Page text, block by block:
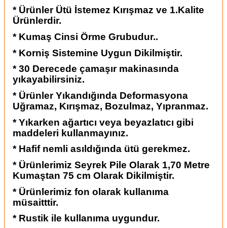
* Ürünler Ütü İstemez Kırışmaz ve 1.Kalite
Ürünlerdir.
* Kumaş Cinsi Örme Grubudur..
* Korniş Sistemine Uygun Dikilmiştir.
* 30 Derecede çamaşır makinasında
yıkayabilirsiniz.
* Ürünler Yıkandığında Deformasyona
Uğramaz, Kırışmaz, Bozulmaz, Yıpranmaz.
* Yıkarken ağartıcı veya beyazlatıcı gibi
maddeleri kullanmayınız.
* Hafif nemli asıldığında ütü gerekmez.
* Ürünlerimiz Seyrek Pile Olarak 1,70 Metre
Kumaştan 75 cm Olarak Dikilmiştir.
* Ürünlerimiz fon olarak kullanıma
müsaitttir.
* Rustik ile kullanıma uygundur.